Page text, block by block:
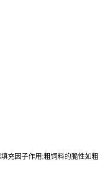
充因子作用;粗饲料的脆性如粗